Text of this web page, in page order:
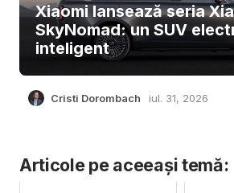
Xiaomi lansează seria
SkyNomad: un SUV
inteligent
Cristi Dorombach iul. 31, 2026
Articole pe aceeași temă: